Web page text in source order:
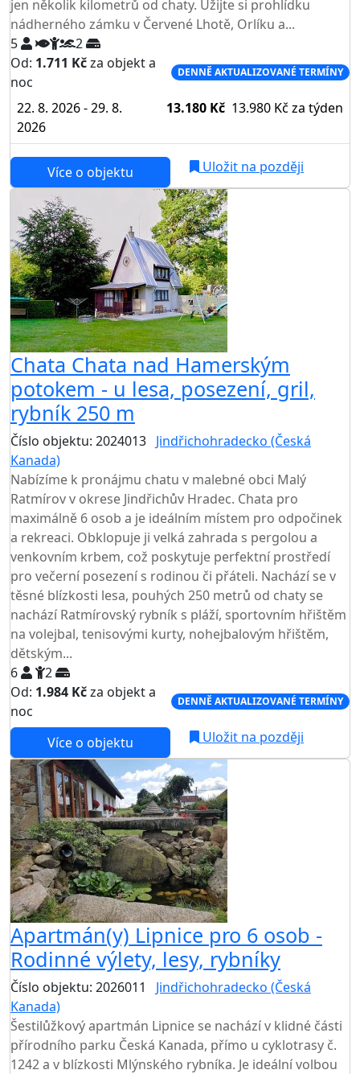
jen několik kilometrů od chaty. Užijte si prohlídku
nádherného zámku v Červené Lhotě, Orlíku a...
5
2
Od: 1.711 Kčza objekt a
noc
DENNĚ AKTUALIZOVANÉ TERMÍNY
22. 8. 2026 - 29. 8.
2026
13.180 Kč 13.980 Kč za týden
Více o objektu Uložit na později
Chata Chata nad Hamerským
potokem - u lesa, posezení, gril,
rybník 250 m
Číslo objektu: 2024013 Jindřichohradecko (Česká
Kanada)
Nabízíme k pronájmu chatu v malebné obci Malý
Ratmírov v okrese Jindřichův Hradec. Chata pro
maximálně 6 osob a je ideálním místem pro odpočinek
a rekreaci. Obklopuje ji velká zahrada s pergolou a
venkovním krbem, což poskytuje perfektní prostředí
pro večerní posezení s rodinou či přáteli. Nachází se v
těsné blízkosti lesa, pouhých 250 metrů od chaty se
nachází Ratmírovský rybník s pláží, sportovním hřištěm
na volejbal, tenisovými kurty, nohejbalovým hřištěm,
dětským...
6
2
Od: 1.984 Kčza objekt a
noc
DENNĚ AKTUALIZOVANÉ TERMÍNY
Více o objektu Uložit na později
Apartmán(y) Lipnice pro 6 osob -
Rodinné výlety, lesy, rybníky
Číslo objektu: 2026011
Jindřichohradecko (Česká
Kanada)
Šestilůžkový apartmán Lipnice se nachází v klidné části
přírodního parku Česká Kanada, přímo u cyklotrasy č.
1242 a v blízkosti Mlýnského rybníka. Je ideální volbou